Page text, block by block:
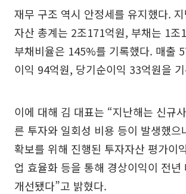
재무 구조 역시 안정세를 유지했다.
자산 총계는 2조171억원, 부채는 1조
부채비율은 145%를 기록했다. 매출
이익 94억원, 당기순이익 33억원을
이에 대해 김 대표는 “지난해는 신규
른 투자와 일회성 비용 등이 발생했으
확보를 위해 진행된 투자자산 평가이
업 효율화 등을 통해 경상이익이 전년
개선됐다”고 밝혔다.